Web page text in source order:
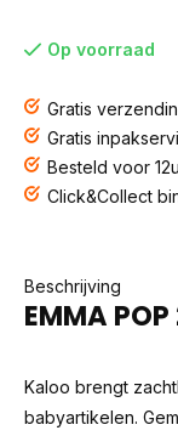
Op voorraad
Gratis
Gratis
Besteld voor
Click&Collect
Beschrijving
EMMA
Kaloo brengt
babyartikelen.